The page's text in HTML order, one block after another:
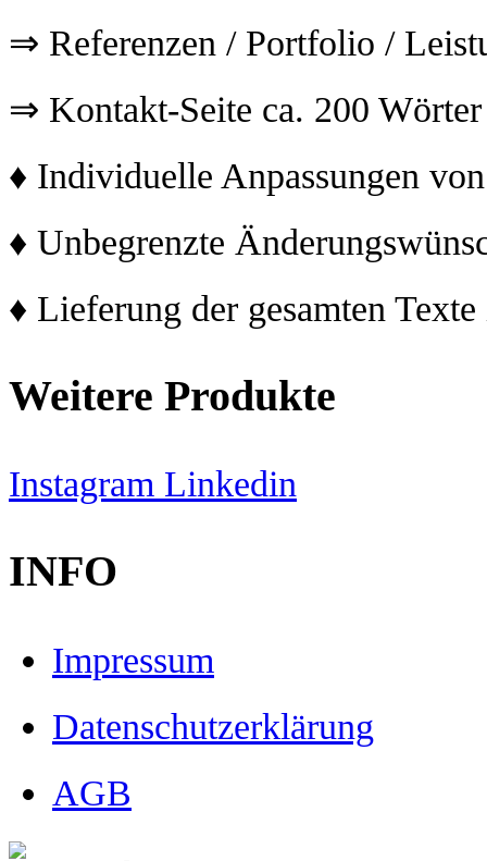
⇒ Referenzen / Portfolio /
⇒ Kontakt-Seite ca. 200 Wörter
♦ Individuelle Anpassungen
♦ Unbegrenzte
♦ Lieferung der gesamten
Weitere Produkte
Instagram Linkedin
INFO
Impressum
Datenschutzerklärung
AGB